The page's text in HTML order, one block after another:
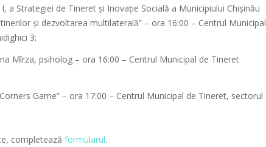
a Strategiei de Tineret și Inovație Socială a Municipiului Chișinău
și dezvoltarea multilaterală” – ora 16:00 – Centrul Municipal
3;
Mîrza, psiholog – ora 16:00 – Centrul Municipal de Tineret
Game” – ora 17:00 – Centrul Municipal de Tineret, sectorul
completează formularul.